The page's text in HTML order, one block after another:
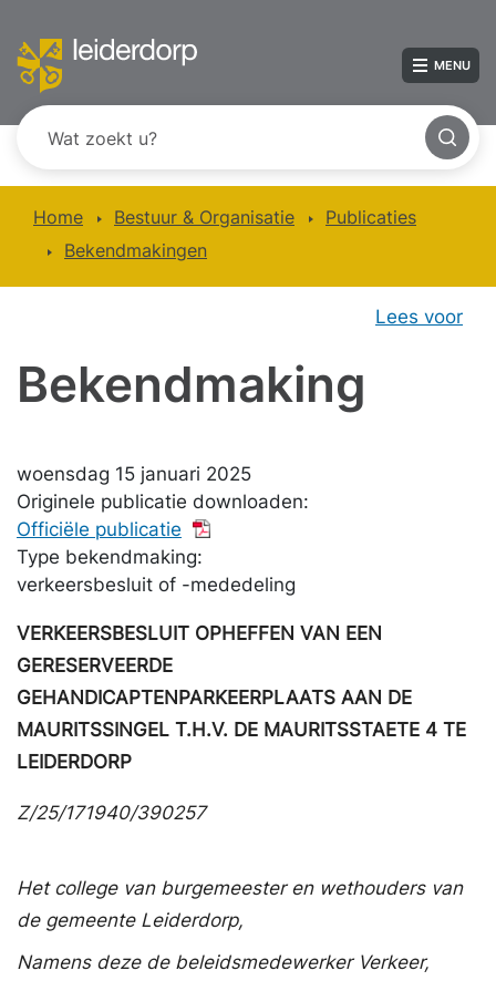
MENU
Home Bestuur & Organisatie
Publicaties
Bekendmakingen
Lees voor
Bekendmaking
woensdag 15 januari 2025
Originele publicatie downloaden:
Officiële publicatie
Type bekendmaking:
verkeersbesluit of -mededeling
VERKEERSBESLUIT OPHEFFEN VAN EEN
GERESERVEERDE
GEHANDICAPTENPARKEERPLAATS AAN DE
MAURITSSINGEL T.H.V. DE MAURITSSTAETE 4 TE
LEIDERDORP
Z/25/171940/390257
Het college van burgemeester en wethouders van
de gemeente Leiderdorp,
Namens deze de beleidsmedewerker Verkeer,